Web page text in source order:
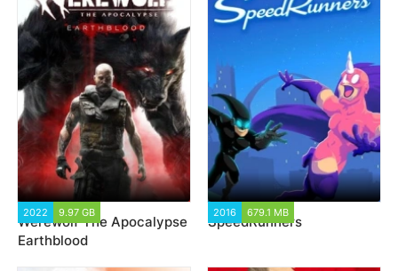
2022 9.97 GB
Werewolf The Apocalypse
Earthblood
2016 679.1 MB
SpeedRunners